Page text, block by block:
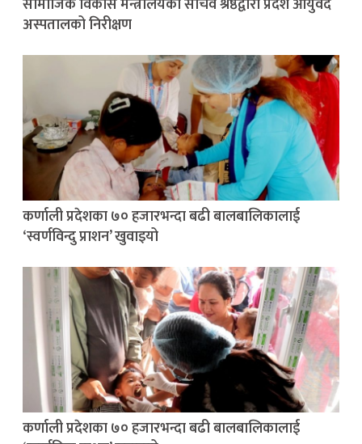
सामाजिक विकास मन्त्रालयका सचिव श्रेष्ठद्वारा प्रदेश आयुर्वेद
अस्पतालको निरीक्षण
कर्णाली प्रदेशका ७० हजारभन्दा बढी बालबालिकालाई
‘स्वर्णविन्दु प्राशन’ खुवाइयो
कर्णाली प्रदेशका ७० हजारभन्दा बढी बालबालिकालाई